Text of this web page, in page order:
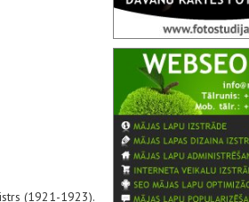
(1921-1923).